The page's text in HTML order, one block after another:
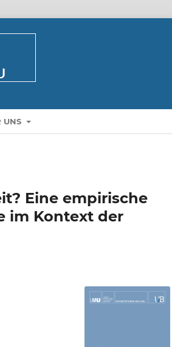
UNS
Eine empirische
im Kontext der